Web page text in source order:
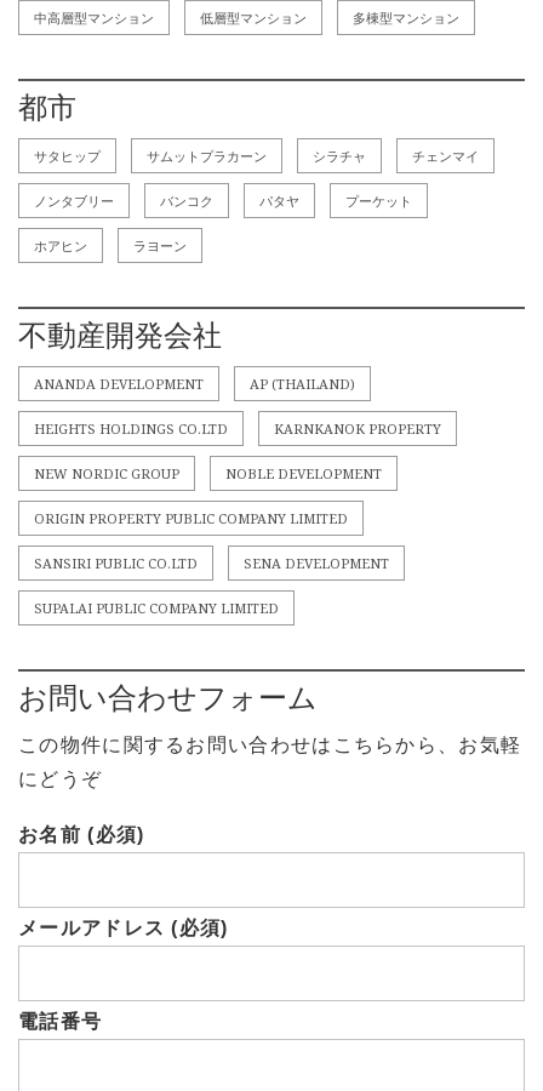
中高層型マンション 低層型マンション 多棟型マンション
都市
サタヒップ サムットプラカーン シラチャ チェンマイ
ノンタブリー バンコク パタヤ プーケット
ホアヒン ラヨーン
不動産開発会社
ANANDA DEVELOPMENT AP (THAILAND)
HEIGHTS HOLDINGS CO.LTD KARNKANOK PROPERTY
NEW NORDIC GROUP NOBLE DEVELOPMENT
ORIGIN PROPERTY PUBLIC COMPANY LIMITED
SANSIRI PUBLIC CO.LTD SENA DEVELOPMENT
SUPALAI PUBLIC COMPANY LIMITED
お問い合わせフォーム
この物件に関するお問い合わせはこちらから、お気軽
にどうぞ
お名前 (必須)
メールアドレス (必須)
電話番号